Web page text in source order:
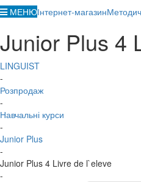
МЕНЮІнтернет-магазин
Junior Plus 4
LINGUIST
-
Розпродаж
-
Навчальні курси
-
Junior Plus
-
Junior Plus 4 Livre de l`eleve
-